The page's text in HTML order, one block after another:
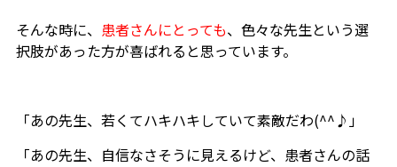
そんな時に、 患者さんにとっても、色々な先生という選
択肢があった方が喜ばれると思っています。
「あの先生、若くてハキハキしていて素敵だわ(^^♪」
「あの先生、自信なさそうに見えるけど、患者さんの話